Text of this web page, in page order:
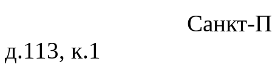
Санкт-
д.113, к.1